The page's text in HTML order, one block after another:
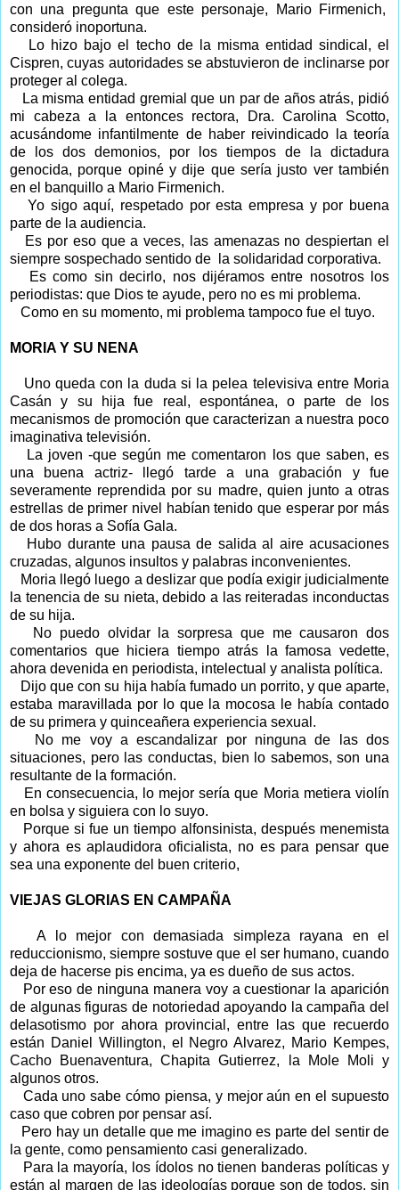
con una pregunta que este personaje, Mario Firmenich,
consideró inoportuna.
Lo hizo bajo el techo de la misma entidad sindical, el
Cispren, cuyas autoridades se abstuvieron de inclinarse por
proteger al colega.
La misma entidad gremial que un par de años atrás, pidió
mi cabeza a la entonces rectora, Dra. Carolina Scotto,
acusándome infantilmente de haber reivindicado la teoría
de los dos demonios, por los tiempos de la dictadura
genocida, porque opiné y dije que sería justo ver también
en el banquillo a Mario Firmenich.
Yo sigo aquí, respetado por esta empresa y por buena
parte de la audiencia.
Es por eso que a veces, las amenazas no despiertan el
siempre sospechado sentido de
la solidaridad corporativa.
Es como sin decirlo, nos dijéramos entre nosotros los
periodistas: que Dios te ayude, pero no es mi problema.
Como en su momento, mi problema tampoco fue el tuyo.
MORIA Y SU NENA
Uno queda con la duda si la pelea televisiva entre Moria
Casán y su hija fue real, espontánea, o parte de los
mecanismos de promoción que caracterizan a nuestra poco
imaginativa televisión.
La joven -que según me comentaron los que saben, es
una buena actriz- llegó tarde a una grabación y fue
severamente reprendida por su madre, quien junto a otras
estrellas de primer nivel habían tenido que esperar por más
de dos horas a Sofía Gala.
Hubo durante una pausa de salida al aire acusaciones
cruzadas, algunos insultos y palabras inconvenientes.
Moria llegó luego a deslizar que podía exigir judicialmente
la tenencia de su nieta, debido a las reiteradas inconductas
de su hija.
No puedo olvidar la sorpresa que me causaron dos
comentarios que hiciera tiempo atrás la famosa vedette,
ahora devenida en periodista, intelectual y analista política.
Dijo que con su hija había fumado un porrito, y que aparte,
estaba maravillada por lo que la mocosa le había contado
de su primera y quinceañera experiencia sexual.
No me voy a escandalizar por ninguna de las dos
situaciones, pero las conductas, bien lo sabemos, son una
resultante de la formación.
En consecuencia, lo mejor sería que Moria metiera violín
en bolsa y siguiera con lo suyo.
Porque si fue un tiempo alfonsinista, después menemista
y ahora es aplaudidora oficialista, no es para pensar que
sea una exponente del buen criterio,
VIEJAS GLORIAS EN CAMPAÑA
A lo mejor con demasiada simpleza rayana en el
reduccionismo, siempre sostuve que el ser humano, cuando
deja de hacerse pis encima, ya es dueño de sus actos.
Por eso de ninguna manera voy a cuestionar la aparición
de algunas figuras de notoriedad apoyando la campaña del
delasotismo por ahora provincial, entre las que recuerdo
están Daniel Willington, el Negro Alvarez, Mario Kempes,
Cacho Buenaventura, Chapita Gutierrez, la Mole Moli y
algunos otros.
Cada uno sabe cómo piensa, y mejor aún en el supuesto
caso que cobren por pensar así.
Pero hay un detalle que me imagino es parte del sentir de
la gente, como pensamiento casi generalizado.
Para la mayoría, los ídolos no tienen banderas políticas y
están al margen de las ideologías porque son de todos, sin